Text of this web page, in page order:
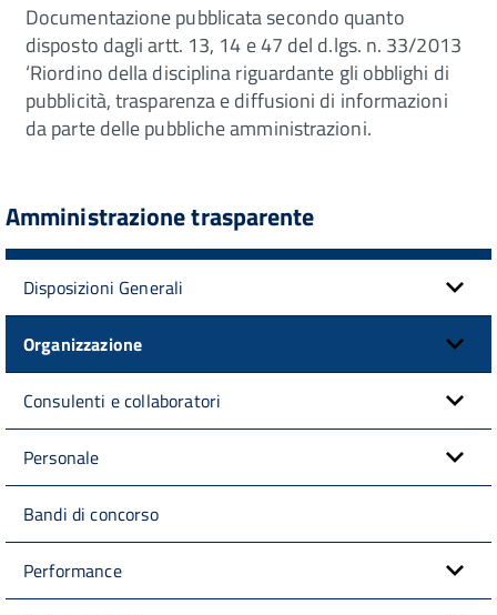
Documentazione pubblicata secondo quanto
disposto dagli artt. 13, 14 e 47 del d.lgs. n. 33/2013
‘Riordino della disciplina riguardante gli obblighi di
pubblicità, trasparenza e diffusioni di informazioni
da parte delle pubbliche amministrazioni.
Amministrazione trasparente
Disposizioni Generali
Organizzazione
Consulenti e collaboratori
Personale
Bandi di concorso
Performance